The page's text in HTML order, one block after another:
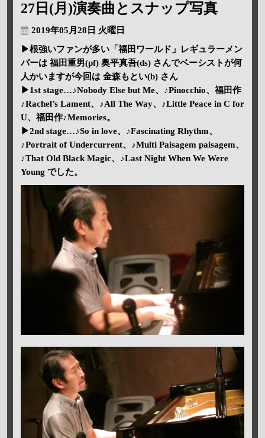
27日(月)演奏曲とスナップ写真
2019年05月28日 火曜日
▶根強いファンが多い「福田ワールド」レギュラーメン
バーは 福田重男(pf) 奥平真吾(ds) さんでベーシストが何
人かいますが今回は 金森もとい(b) さん
▶1st stage…♪Nobody Else but Me、♪Pinocchio、福田作
♪Rachel’s Lament、♪All The Way、♪Little Peace in C for
U、福田作♪Memories。
▶2nd stage…♪So in love、♪Fascinating Rhythm、
♪Portrait of Undercurrent、♪Multi Paisagem paisagem、
♪That Old Black Magic、♪Last Night When We Were
Young でした。